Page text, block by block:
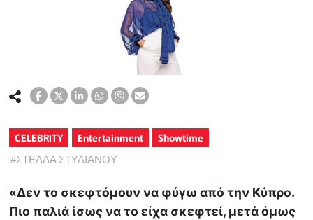
CELEBRITY Entertainment Showtime
#ΣΤΕΛΛΑ ΣΤΥΛΙΑΝΟΥ
«Δεν το σκεφτόμουν να φύγω από την Κύπρο.
Πιο παλιά ίσως να το είχα σκεφτεί, μετά όμως